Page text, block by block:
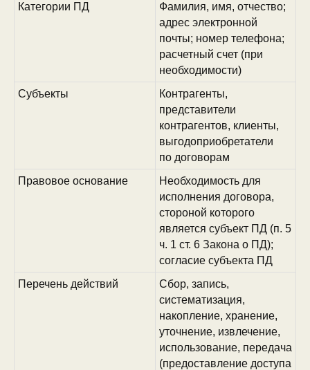
Категории ПД
Фамилия, имя, отчество;
адрес электронной
почты; номер телефона;
расчетный счет (при
необходимости)
Субъекты
Контрагенты,
представители
контрагентов, клиенты,
выгодоприобретатели
по договорам
Правовое основание
Необходимость для
исполнения договора,
стороной которого
является субъект ПД (п. 5
ч. 1 ст. 6 Закона о ПД);
согласие субъекта ПД
Перечень действий
Сбор, запись,
систематизация,
накопление, хранение,
уточнение, извлечение,
использование, передача
(предоставление доступа